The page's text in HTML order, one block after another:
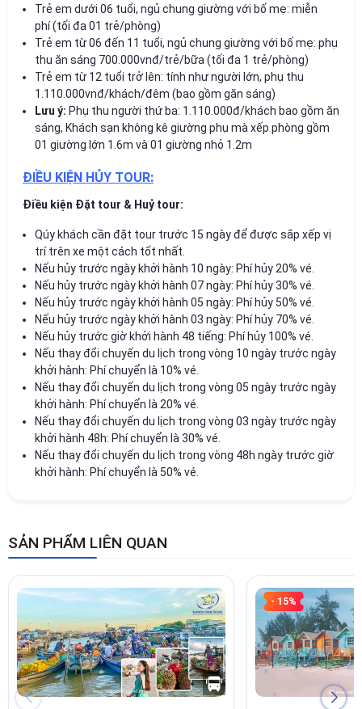
Trẻ em dưới 06 tuổi, ngủ chung giường với bố mẹ: miễn
phí (tối đa 01 trẻ/phòng)
Trẻ em từ 06 đến 11 tuổi, ngủ chung giường với bố mẹ: phụ
thu ăn sáng 700.000vnđ/trẻ/bữa (tối đa 1 trẻ/phòng)
Trẻ em từ 12 tuổi trở lên: tính như người lớn, phụ thu
1.110.000vnđ/khách/đêm (bao gồm găn sáng)
Lưu ý: Phụ thu người thứ ba: 1.110.000đ/khách bao gồm ăn
sáng, Khách sạn không kê giường phụ mà xếp phòng gồm
01 giường lớn 1.6m và 01 giường nhỏ 1.2m
ĐIỀU KIỆN HỦY TOUR:
Điều kiện Đặt tour & Huỷ tour:
Qúy khách cần đặt tour trước 15 ngày để được sắp xếp vị
trí trên xe một cách tốt nhất.
Nếu hủy trước ngày khởi hành 10 ngày: Phí hủy 20% vé.
Nếu hủy trước ngày khởi hành 07 ngày: Phí hủy 30% vé.
Nếu hủy trước ngày khởi hành 05 ngày: Phí hủy 50% vé.
Nếu hủy trước ngày khởi hành 03 ngày: Phí hủy 70% vé.
Nếu hủy trước giờ khởi hành 48 tiếng: Phí hủy 100% vé.
Nếu thay đổi chuyến du lịch trong vòng 10 ngày trước ngày
khởi hành: Phí chuyển là 10% vé.
Nếu thay đổi chuyến du lịch trong vòng 05 ngày trước ngày
khởi hành: Phí chuyển là 20% vé.
Nếu thay đổi chuyến du lịch trong vòng 03 ngày trước ngày
khởi hành 48h: Phí chuyển là 30% vé.
Nếu thay đổi chuyến du lịch trong vòng 48h ngày trước giờ
khởi hành: Phí chuyển là 50% vé.
SẢN PHẨM LIÊN QUAN
- 15%